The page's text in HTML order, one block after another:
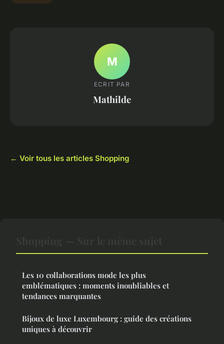
M
ECRIT PAR
Mathilde
← Voir tous les articles Shopping
Les 10 collaborations mode les plus
emblématiques : moments inoubliables et
tendances marquantes
Bijoux de luxe Luxembourg : guide des créations
uniques à découvrir